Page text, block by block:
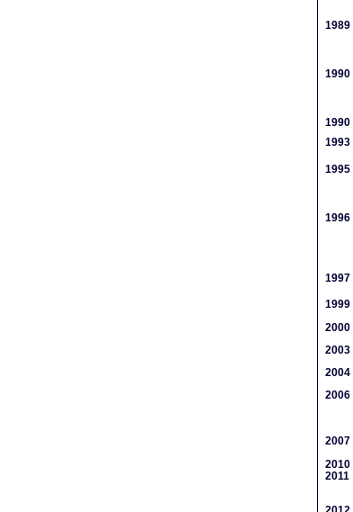
1989
1990
1990
1993
1995
1996
1997
1999
2000
2003
2004
2006
2007
2010
2011